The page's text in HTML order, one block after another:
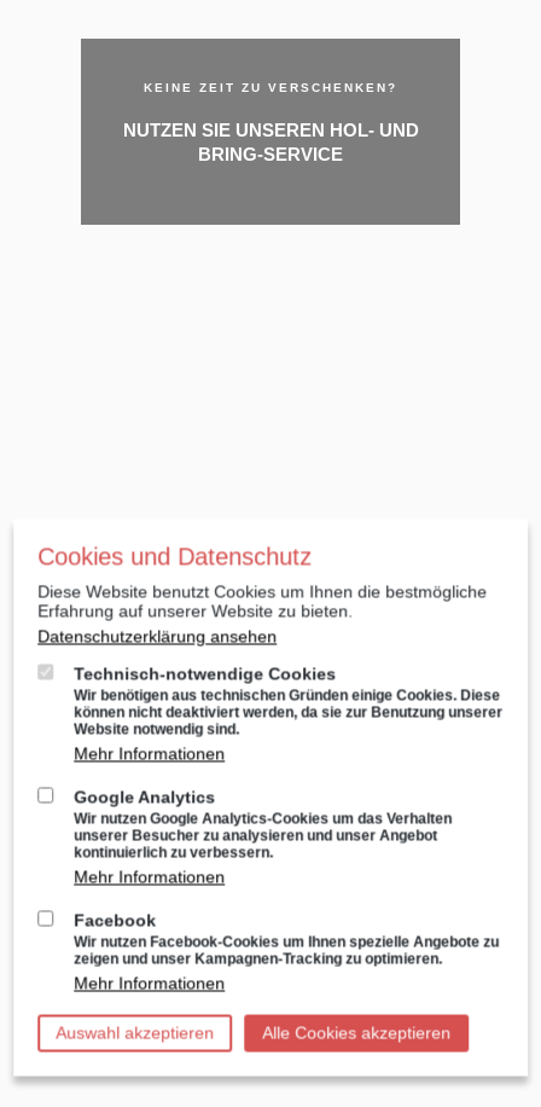
KEINE ZEIT ZU VERSCHENKEN?
NUTZEN SIE UNSEREN HOL- UND
BRING-SERVICE
Cookies und Datenschutz
Diese Website benutzt Cookies um Ihnen die bestmögliche
Erfahrung auf unserer Website zu bieten.
Datenschutzerklärung ansehen
Technisch-notwendige Cookies
Wir benötigen aus technischen Gründen einige Cookies. Diese
können nicht deaktiviert werden, da sie zur Benutzung unserer
Website notwendig sind.
Mehr Informationen
Google Analytics
Wir nutzen Google Analytics-Cookies um das Verhalten
unserer Besucher zu analysieren und unser Angebot
kontinuierlich zu verbessern.
Mehr Informationen
Facebook
Wir nutzen Facebook-Cookies um Ihnen spezielle Angebote zu
zeigen und unser Kampagnen-Tracking zu optimieren.
Mehr Informationen
Auswahl akzeptieren Alle Cookies akzeptieren